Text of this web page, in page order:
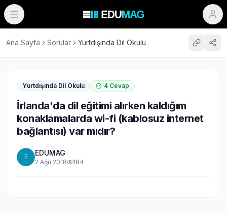
Ana Sayfa Sorular Yurtdışında Dil Okulu
Yurtdışında Dil Okulu 4 Cevap
İrlanda'da dil eğitimi alırken kaldığım
konaklamalarda wi-fi (kablosuz internet
bağlantısı) var mıdır?
E EDUMAG
2 Ağu 2018 184